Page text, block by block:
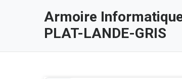
Armoire Informatique
PLAT-LANDE-GRIS